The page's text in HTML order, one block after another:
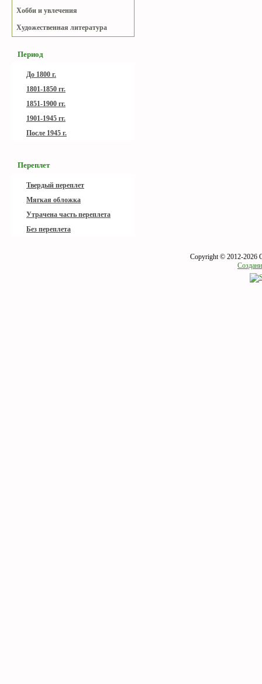
Хобби и увлечения
Художественная литература
Период
До 1800 г.
1801-1850 гг.
1851-1900 гг.
1901-1945 гг.
После 1945 г.
Переплет
Твердый переплет
Мягкая обложка
Утрачена часть переплета
Без переплета
Copyright © 2012-2026